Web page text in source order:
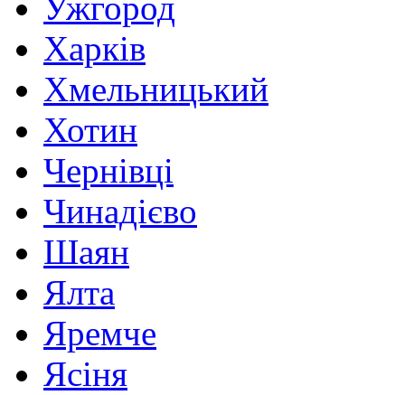
Ужгород
Харків
Хмельницький
Хотин
Чернівці
Чинадієво
Шаян
Ялта
Яремче
Ясіня